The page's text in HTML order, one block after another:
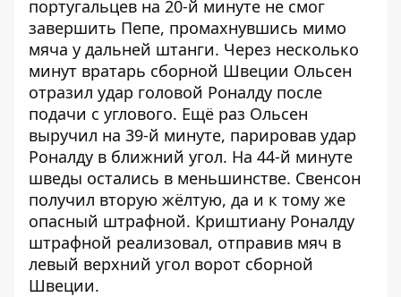
португальцев на 20-й минуте не смог
завершить Пепе, промахнувшись мимо
мяча у дальней штанги. Через несколько
минут вратарь сборной Швеции Ольсен
отразил удар головой Роналду после
подачи с углового. Ещё раз Ольсен
выручил на 39-й минуте, парировав удар
Роналду в ближний угол. На 44-й минуте
шведы остались в меньшинстве. Свенсон
получил вторую жёлтую, да и к тому же
опасный штрафной. Криштиану Роналду
штрафной реализовал, отправив мяч в
левый верхний угол ворот сборной
Швеции.